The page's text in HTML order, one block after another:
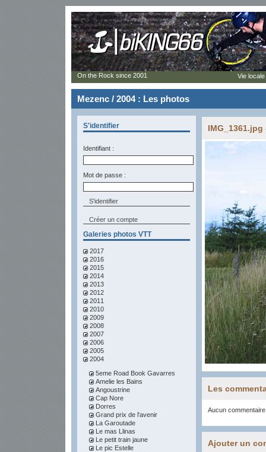
Mezenc / 2004 : Les photos
S'identifier
Identifiant :
Mot de passe :
Créer un compte
Galeries photos VTT
2017
2016
2015
2014
2013
2012
2011
2010
2009
2008
2007
2006
2005
2004
5eme Road Book Gavarres
Amelie les Bains
Angoustrine
Cap Nore
Dorres
Grand prix de l'avenir
La Garoutade
Le mas Llinas
Le petit train jaune
Le pic Estelle
IMG_1361.jpg
Les
Aucun
Ajouter un
On the Rock since 2001 Vie